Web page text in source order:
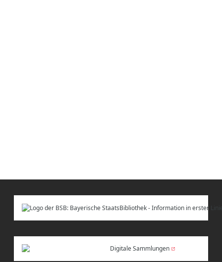
Digitale Sammlungen